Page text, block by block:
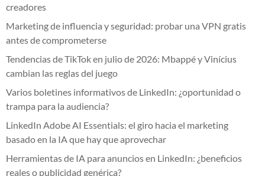
creadores
Marketing de influencia y seguridad: probar una VPN gratis
antes de comprometerse
Tendencias de TikTok en julio de 2026: Mbappé y Vinícius
cambian las reglas del juego
Varios boletines informativos de LinkedIn: ¿oportunidad o
trampa para la audiencia?
LinkedIn Adobe AI Essentials: el giro hacia el marketing
basado en la IA que hay que aprovechar
Herramientas de IA para anuncios en LinkedIn: ¿beneficios
reales o publicidad genérica?